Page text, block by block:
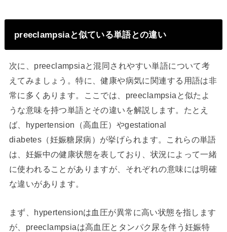
preeclampsiaと似ている単語との違い
次に、preeclampsiaと混同されやすい単語について考
えてみましょう。特に、健康や病気に関連する用語は非
常に多くあります。ここでは、preeclampsiaと似たよ
うな意味を持つ単語とその違いを解説します。たとえ
ば、hypertension（高血圧）やgestational
diabetes（妊娠糖尿病）が挙げられます。これらの単語
は、妊娠中の健康状態を表しており、状況によって一緒
に使われることがありますが、それぞれの意味には明確
な違いがあります。
まず、hypertensionは血圧が異常に高い状態を指します
が、preeclampsiaは高血圧とタンパク尿を伴う妊娠特